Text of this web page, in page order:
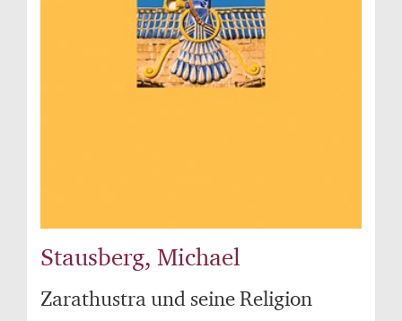
Stausberg, Michael
Zarathustra und seine Religion